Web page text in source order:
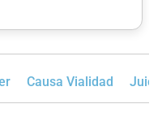
Causa Vialidad